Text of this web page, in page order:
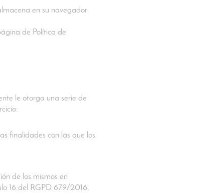
en su navegador
de Política de
le otorga una serie de
finalidades con las que los
de los mismos en
16 del RGPD 679/2016.